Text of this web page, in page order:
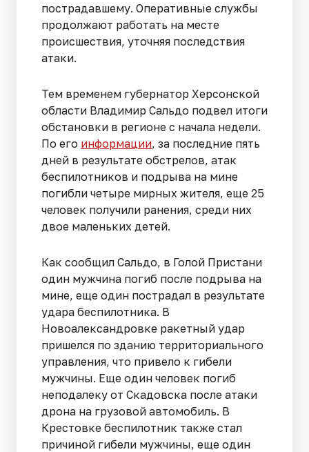
пострадавшему. Оперативные службы
продолжают работать на месте
происшествия, уточняя последствия
атаки.
Тем временем губернатор Херсонской
области Владимир Сальдо подвел итоги
обстановки в регионе с начала недели.
По его информации, за последние пять
дней в результате обстрелов, атак
беспилотников и подрыва на мине
погибли четыре мирных жителя, еще 25
человек получили ранения, среди них
двое маленьких детей.
Как сообщил Сальдо, в Голой Пристани
один мужчина погиб после подрыва на
мине, еще один пострадал в результате
удара беспилотника. В
Новоалександровке ракетный удар
пришелся по зданию территориального
управления, что привело к гибели
мужчины. Еще один человек погиб
неподалеку от Скадовска после атаки
дрона на грузовой автомобиль. В
Крестовке беспилотник также стал
причиной гибели мужчины, еще один